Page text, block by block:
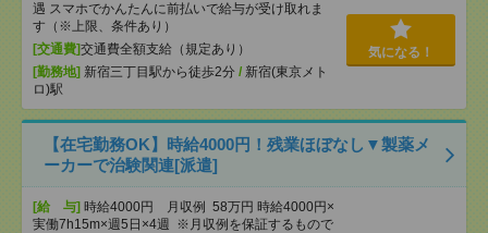
遇 スマホでかんたんに前払いで給与が受け取れま
す（※上限、条件あり）
[交通費]交通費全額支給（規定あり）
[勤務地] 新宿三丁目駅から徒歩2分 / 新宿(東京メト
ロ)駅
気になる！
【在宅勤務OK】時給4000円！残業ほぼなし▼製薬メ
ーカーで治験関連[派遣]
[給 与] 時給4000円 月収例 58万円 時給4000円×
実働7h15m×週5日×4週 ※月収例を保証するもので